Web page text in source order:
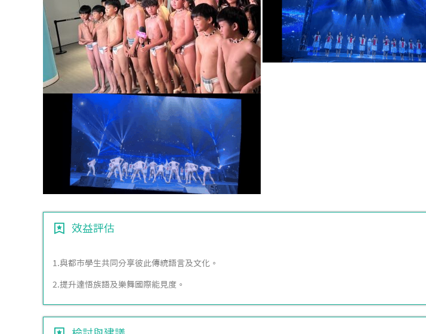
效益評估
1.與都市學生共同分享彼此傳統語言及文化。
2.提升達悟族語及樂舞國際能見度。